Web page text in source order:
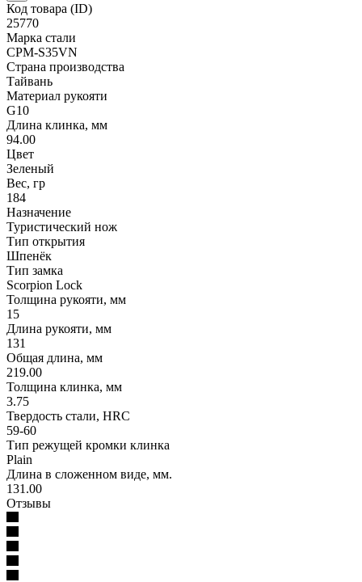
Код товара (ID)
25770
Марка стали
CPM-S35VN
Страна производства
Тайвань
Материал рукояти
G10
Длина клинка, мм
94.00
Цвет
Зеленый
Вес, гр
184
Назначение
Туристический нож
Тип открытия
Шпенёк
Тип замка
Scorpion Lock
Толщина рукояти, мм
15
Длина рукояти, мм
131
Общая длина, мм
219.00
Толщина клинка, мм
3.75
Твердость стали, HRC
59-60
Тип режущей кромки клинка
Plain
Длина в сложенном виде, мм.
131.00
Отзывы